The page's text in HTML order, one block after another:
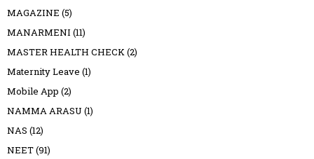
MAGAZINE (5)
MANARMENI (11)
MASTER HEALTH CHECK (2)
Maternity Leave (1)
Mobile App (2)
NAMMA ARASU (1)
NAS (12)
NEET(91)